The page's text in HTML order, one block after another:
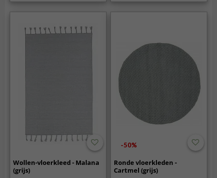
Wollen-vloerkleed - Malana
(grijs)
-50%
Ronde vloerkleden -
Cartmel (grijs)